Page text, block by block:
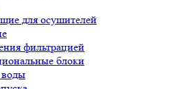
для осушителей
фильтрацией
блоки
воды